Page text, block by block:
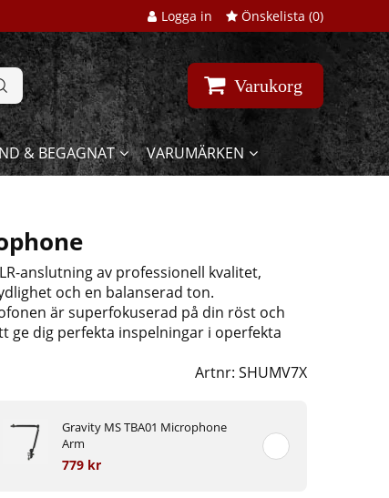
Logga in Önskelista (0)
Varukorg
& BEGAGNAT VARUMÄRKEN
anslutning av professionell kvalitet,
och en balanserad ton.
är superfokuserad på din röst och
ge dig perfekta inspelningar i operfekta
Artnr: SHUMV7X
Gravity MS TBA01 Microphone
Arm
779 kr